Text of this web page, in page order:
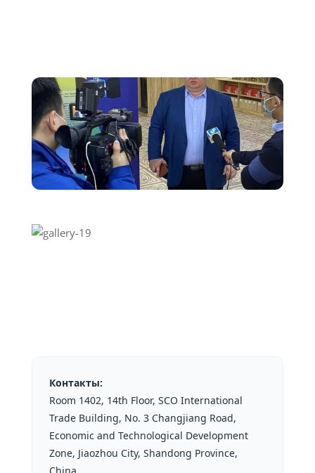
Контакты:
Room 1402, 14th Floor, SCO International
Trade Building, No. 3 Changjiang Road,
Economic and Technological Development
Zone, Jiaozhou City, Shandong Province,